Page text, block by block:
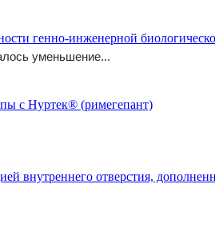
генно-инженерной
уменьшение...
внутреннего отверстия,